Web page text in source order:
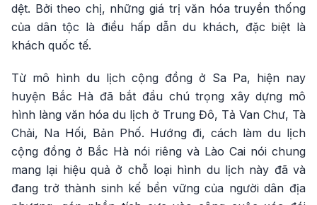
dệt. Bởi theo chị, những giá trị văn hóa truyền thống
của dân tộc là điều hấp dẫn du khách, đặc biệt là
khách quốc tế.
Từ mô hình du lịch cộng đồng ở Sa Pa, hiện nay
huyện Bắc Hà đã bắt đầu chú trọng xây dựng mô
hình làng văn hóa du lịch ở Trung Đô, Tả Van Chư, Tà
Chải, Na Hối, Bản Phố. Hướng đi, cách làm du lịch
cộng đồng ở Bắc Hà nói riêng và Lào Cai nói chung
mang lại hiệu quả ở chỗ loại hình du lịch này đã và
đang trở thành sinh kế bền vững của người dân địa